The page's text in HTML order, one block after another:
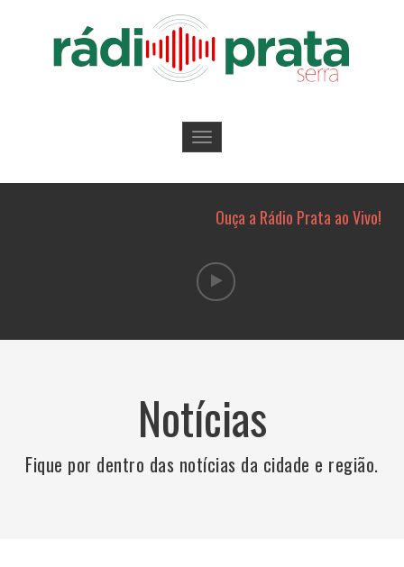
Toggle
navigation
Ouça a Rádio Prata ao Vivo!
Notícias
Fique por dentro das notícias da cidade e região.